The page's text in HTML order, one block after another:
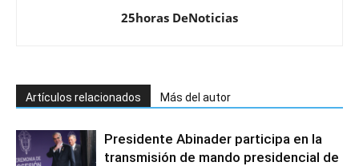
25horas DeNoticias
Artículos relacionados Más del autor
Presidente Abinader participa en la
transmisión de mando presidencial de